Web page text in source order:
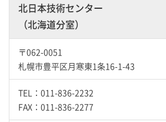
北日本技術センター
（北海道分室）
〒062-0051
札幌市豊平区月寒東1条16-1-43
TEL：011-836-2232
FAX：011-836-2277